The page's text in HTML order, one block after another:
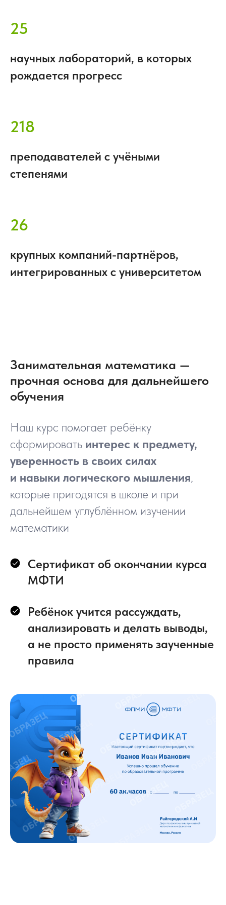
25
научных лабораторий, в которых
рождается прогресс
218
преподавателей с учёными
степенями
26
крупных компаний-партнёров,
интегрированных с университетом
Занимательная математика —
прочная основа для дальнейшего
обучения
Наш курс помогает ребёнку
сформировать интерес к предмету,
уверенность в своих силах
и навыки логического мышления,
которые пригодятся в школе и при
дальнейшем углублённом изучении
математики
Сертификат об окончании курса
МФТИ
Ребёнок учится рассуждать,
анализировать и делать выводы,
а не просто применять заученные
правила